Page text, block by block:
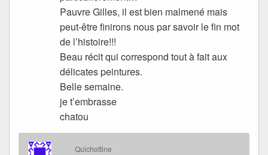
Pauvre Gilles, il est bien malmené mais
peut-être finirons nous par savoir le fin mot
de l’histoire!!!
Beau récit qui correspond tout à fait aux
délicates peintures.
Belle semaine.
je t’embrasse
chatou
Quichottine